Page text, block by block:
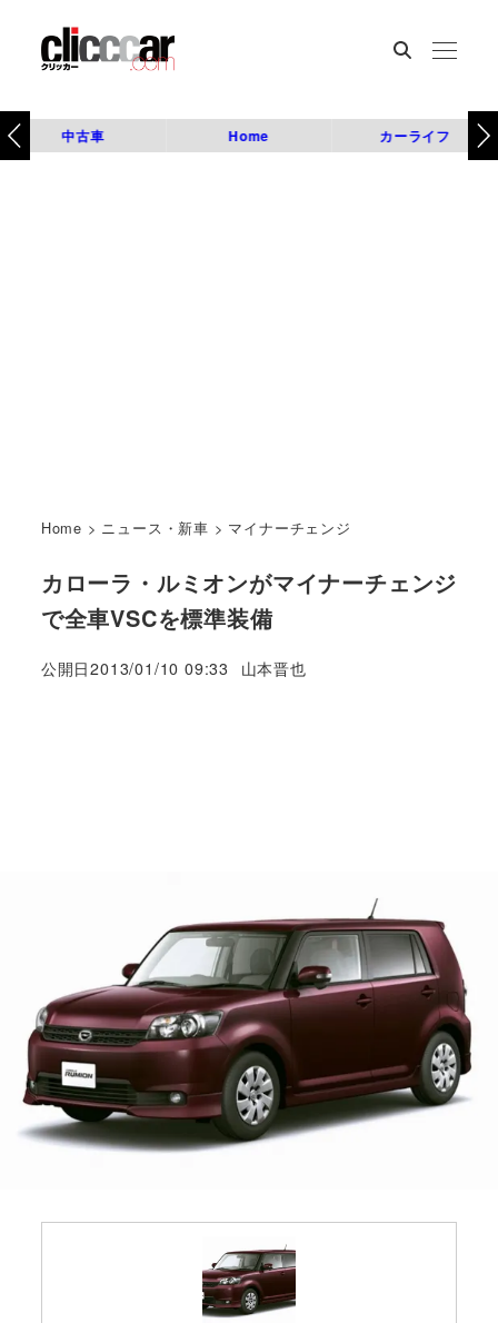
中古車 Home カーライフ
Home > ニュース・新車 > マイナーチェンジ
カローラ・ルミオンがマイナーチェンジ
で全車VSCを標準装備
公開日2013/01/10 09:33
著
山本晋也